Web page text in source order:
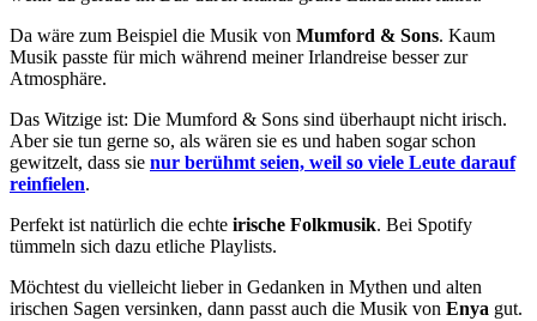
Da wäre zum Beispiel die Musik von Mumford & Sons. Kaum
Musik passte für mich während meiner Irlandreise besser zur
Atmosphäre.
Das Witzige ist: Die Mumford & Sons sind überhaupt nicht irisch.
Aber sie tun gerne so, als wären sie es und haben sogar schon
gewitzelt, dass sie nur berühmt seien, weil so viele Leute darauf
reinfielen.
Perfekt ist natürlich die echte irische Folkmusik. Bei Spotify
tümmeln sich dazu etliche Playlists.
Möchtest du vielleicht lieber in Gedanken in Mythen und alten
irischen Sagen versinken, dann passt auch die Musik von Enya gut.